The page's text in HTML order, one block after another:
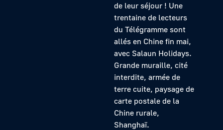
de leur séjour ! Une
trentaine de lecteurs
du Télégramme sont
allés en Chine fin mai,
avec Salaun Holidays.
Grande muraille, cité
interdite, armée de
terre cuite, paysage de
carte postale de la
Chine rurale,
Shanghaï.